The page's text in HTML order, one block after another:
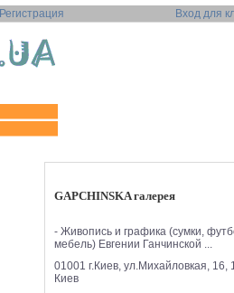
Регистрация Вход для
GAPCHINSKA галерея
- Живопись и графика (сумки,
мебель) Евгении Ганчинской ...
01001 г.Киев, ул.Михайловкая, 16,
Киев